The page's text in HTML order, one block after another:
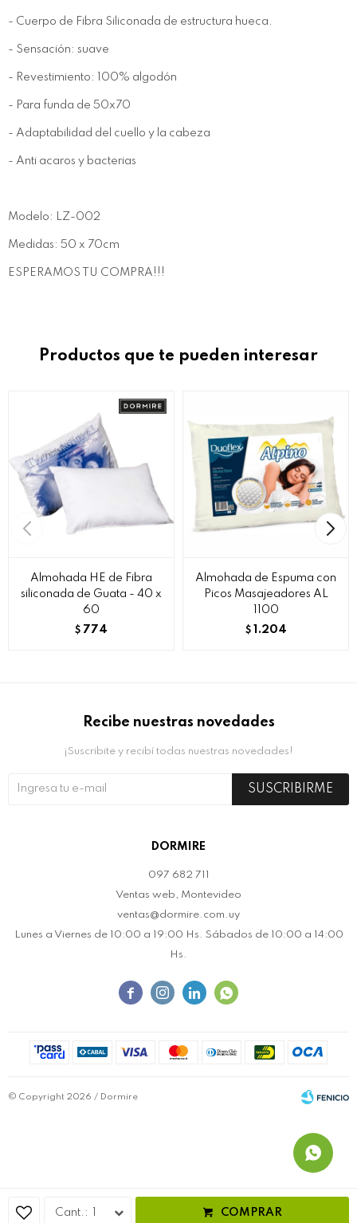
COMPRAR
- Cuerpo de Fibra Siliconada de estructura hueca.
- Sensación: suave
- Revestimiento: 100% algodón
- Para funda de 50x70
- Adaptabilidad del cuello y la cabeza
- Anti acaros y bacterias
Modelo: LZ-002
Medidas: 50 x 70cm
ESPERAMOS TU COMPRA!!!
Productos que te pueden interesar
Almohada HE de Fibra
siliconada de Guata - 40 x
60
$ 774
Almohada de Espuma con
Picos Masajeadores AL
1100
$ 1.204
DORMIRE
097 682 711
Ventas web, Montevideo
ventas@dormire.com.uy
Lunes a Viernes de 10:00 a 19:00 Hs. Sábados de 10:00 a 14:00
Hs.
   
Recibe nuestras novedades
¡Suscribite y recibí todas nuestras novedades!
SUSCRIBIRME
© Copyright 2026 / Dormire